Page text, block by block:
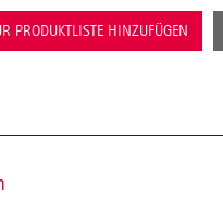
PRODUKTLISTE HINZUFÜGEN